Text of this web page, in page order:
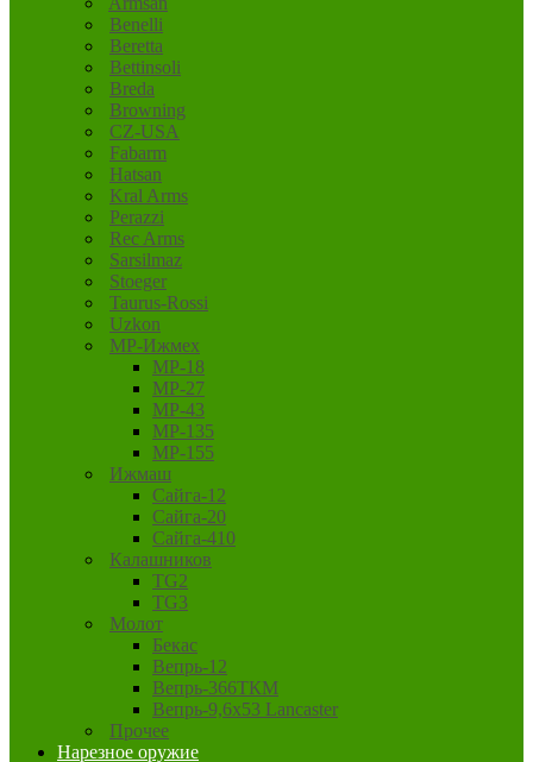
Benelli
Beretta
Bettinsoli
Breda
Browning
CZ-USA
Fabarm
Hatsan
Kral Arms
Perazzi
Rec Arms
Sarsilmaz
Stoeger
Taurus-Rossi
Uzkon
MP-Ижмех
MP-18
MP-27
MP-43
MP-135
MP-155
Ижмаш
Сайга-12
Сайга-20
Сайга-410
Калашников
TG2
TG3
Молот
Бекас
Вепрь-12
Вепрь-366ТКМ
Вепрь-9,6х53 Lancaster
Прочее
Нарезное оружие